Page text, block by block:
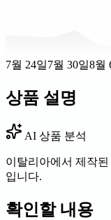
7월 24일7월 30일8월
상품 설명
AI 상품 분석
이탈리아에서 제작
입니다.
확인할 내용